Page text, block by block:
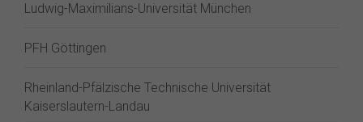
Ludwig-Maximilians-Universität München
PFH Göttingen
Rheinland-Pfälzische Technische Universität
Kaiserslautern-Landau